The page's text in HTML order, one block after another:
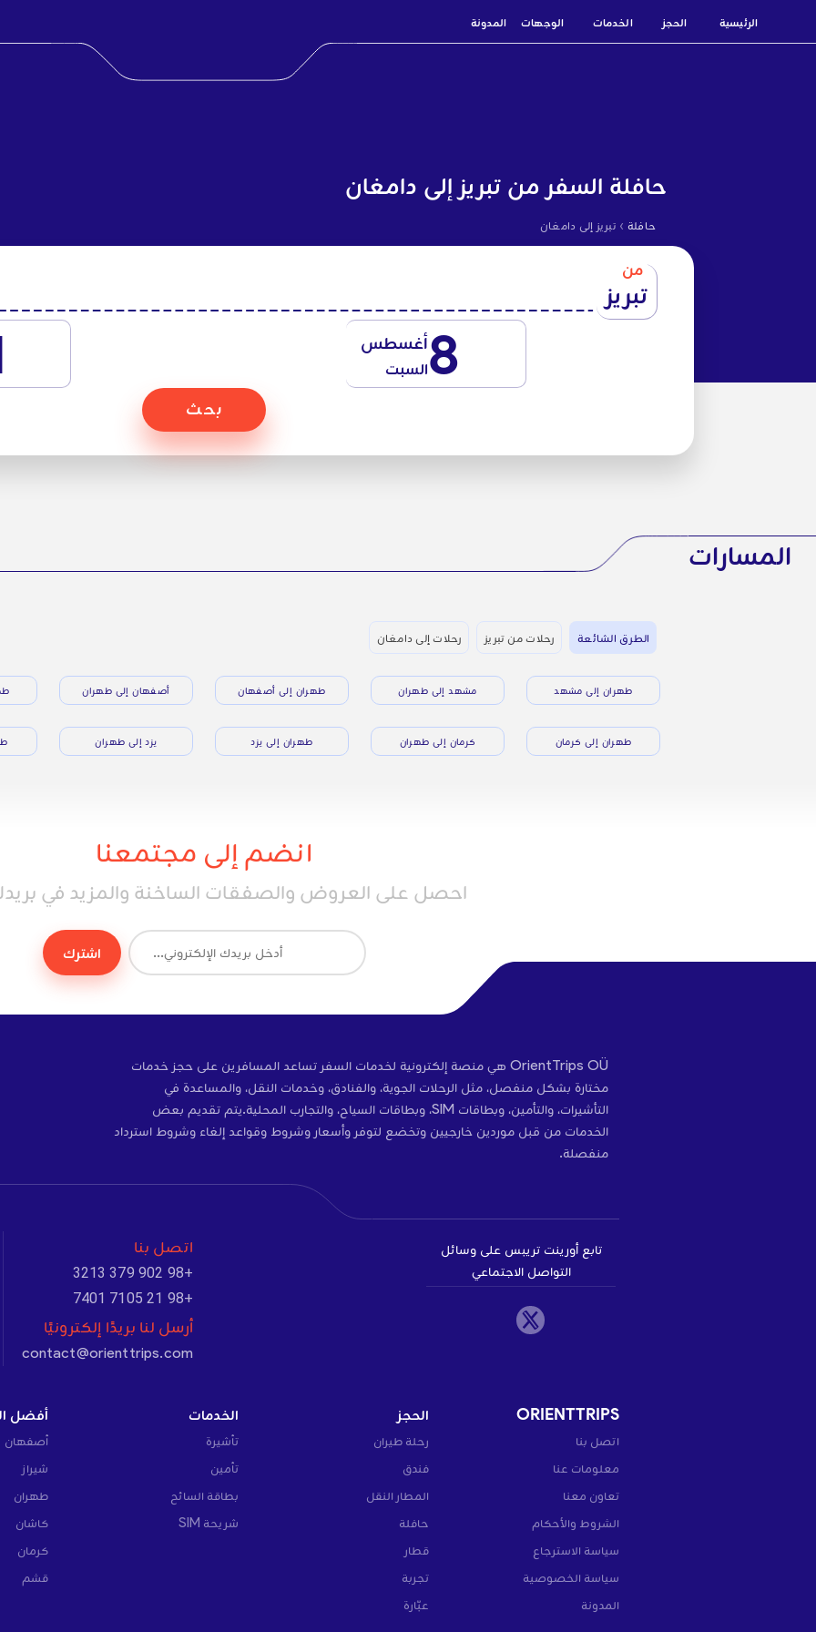
الرئيسية الحجز الخدمات الوجهات المدونة
حافلة السفر من تبريز إلى دامغان
حافلة › تبريز إلى دامغان
من
تبريز
8أغسطس
السبت
بحث
المسارات
الطرق الشائعة رحلات من تبريز رحلات إلى دامغان
طهران إلى مشهد مشهد إلى طهران طهران إلى أصفهان أصفهان إلى طهران
طهران إلى كرمان كرمان إلى طهران طهران إلى يزد يزد إلى طهران
انضم إلى مجتمعنا
احصل على العروض والصفقات الساخنة والمزيد في بريدك
اشترك
OrientTrips OÜ هي منصة إلكترونية لخدمات السفر تساعد المسافرين على حجز خدمات
مختارة بشكل منفصل، مثل الرحلات الجوية، والفنادق، وخدمات النقل، والمساعدة في
التأشيرات، والتأمين، وبطاقات SIM، وبطاقات السياح، والتجارب المحلية.يتم تقديم بعض
الخدمات من قبل موردين خارجيين وتخضع لتوفر وأسعار وشروط وقواعد إلغاء وشروط استرداد
منفصلة.
تابع أورينت تريبس على وسائل
التواصل الاجتماعي
اتصل بنا
+98 902 379 3213
+98 21 7105 7401
أرسل لنا بريدًا إلكترونيًا
contact@orienttrips.com
ORIENTTRIPS
اتصل بنا
معلومات عنا
تعاون معنا
الشروط والأحكام
سياسة الاسترجاع
سياسة الخصوصية
المدونة
الحجز
رحلة طيران
فندق
المطار النقل
حافلة
قطار
تجربة
عبّارة
الخدمات
تأشيرة
تأمين
بطاقة السائح
شريحة SIM
أفضل
أصفهان
شيراز
طهران
كاشان
كرمان
قشم